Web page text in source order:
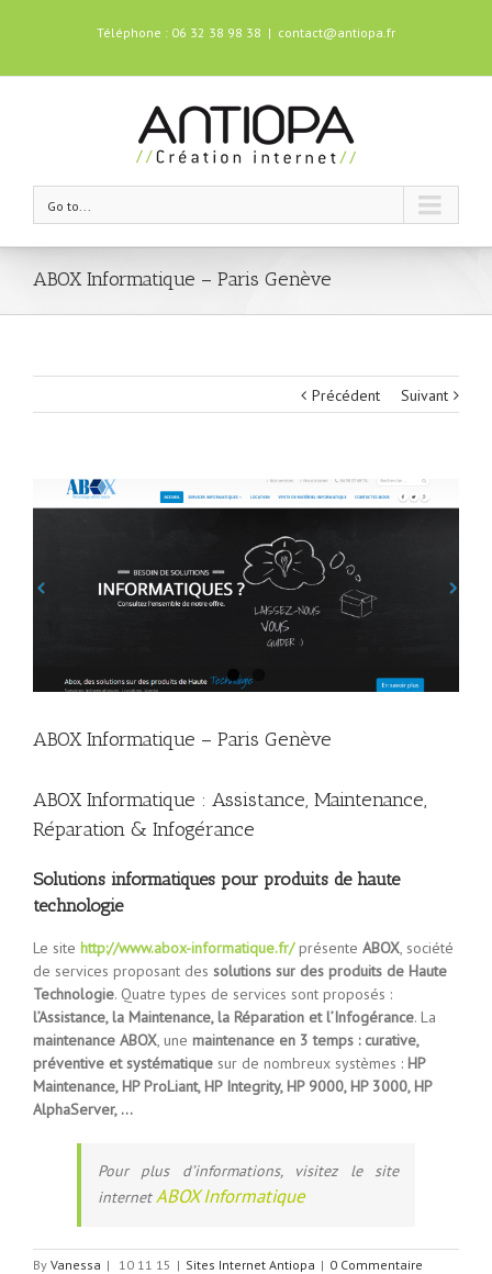
Téléphone : 06 32 38 98 38 | contact@antiopa.fr
Go to...
ABOX Informatique – Paris Genève
Précédent Suivant
Agrandir
l'image
ABOX Informatique – Paris Genève
ABOX Informatique : Assistance, Maintenance,
Réparation & Infogérance
Solutions informatiques pour produits de haute
technologie
Le site http://www.abox-informatique.fr/présente ABOX, société
de services proposant des solutions sur des produits de Haute
Technologie. Quatre types de services sont proposés :
l’Assistance, la Maintenance, la Réparation et l’Infogérance. La
maintenance ABOX, une maintenance en 3 temps : curative,
préventive et systématique sur de nombreux systèmes : HP
Maintenance, HP ProLiant, HP Integrity, HP 9000, HP 3000, HP
AlphaServer, …
Pour plus d’informations, visitez le site
internetABOX Informatique
By Vanessa | 10 11 15 | Sites Internet Antiopa | 0 Commentaire